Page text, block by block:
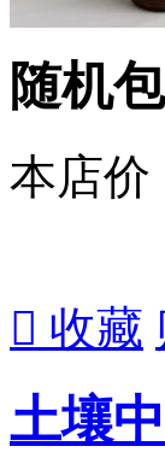
随机
本店价
 收藏
土壤